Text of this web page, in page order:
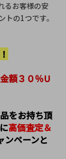
るお客様の安
の1つです。
額３０％U
をお持ち頂
高価査定＆
ンペーンと